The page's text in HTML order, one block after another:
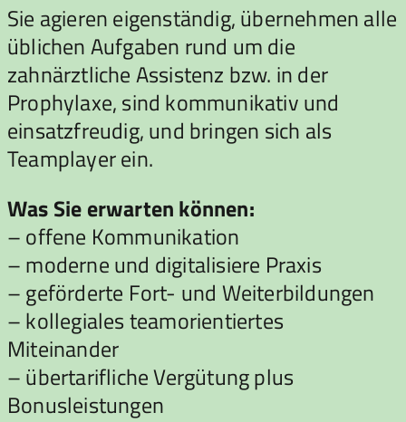
Sie agieren eigenständig, übernehmen alle
üblichen Aufgaben rund um die
zahnärztliche Assistenz bzw. in der
Prophylaxe, sind kommunikativ und
einsatzfreudig, und bringen sich als
Teamplayer ein.
Was Sie erwarten können:
– offene Kommunikation
– moderne und digitalisiere Praxis
– geförderte Fort- und Weiterbildungen
– kollegiales teamorientiertes
Miteinander
– übertarifliche Vergütung plus
Bonusleistungen